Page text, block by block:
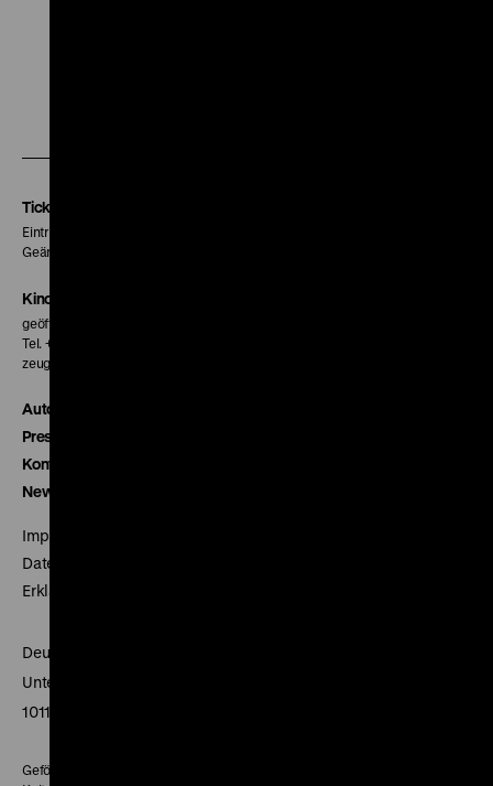
Tickets
Eintritt 5 €
Geänderte Preise sind im Programm vermerkt.
Kinokasse
geöffnet 30 Minuten vor Beginn der ersten Vorstellung
Tel. + 49 30 20304-770
zeughauskino@dhm.de
Autor*innen
Presse
Kontakt
Newsletter
Impressum
Datenschutz
Erklärung digitale Barrierefreiheit
Deutsches Historisches Museum
Unter den Linden 2
10117 Berlin
Gefördert mit Mitteln des Beauftragten der Bundesregierung für